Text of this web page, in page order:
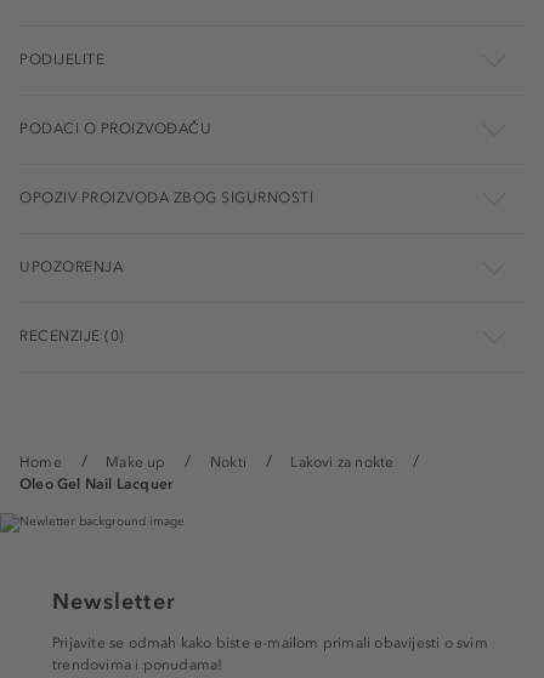
Home Make up Nokti
Lakovi za nokte
Oleo Gel Nail Lacquer
PODIJELITE
PODACI O PROIZVOĐAČU
OPOZIV PROIZVODA ZBOG SIGURNOSTI
UPOZORENJA
RECENZIJE (0)
Newsletter
Prijavite se odmah kako biste e-mailom primali obavijesti o svim
trendovima i ponudama!